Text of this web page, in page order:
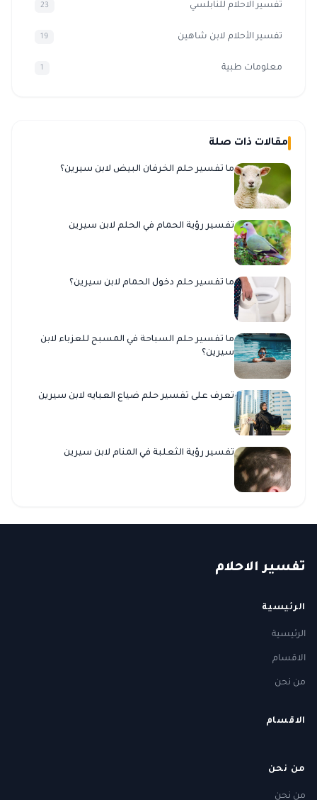
تفسير الاحلام للنابلسي 23
تفسير الأحلام لابن شاهين 19
معلومات طبية 1
مقالات ذات صلة
ما تفسير حلم الخرفان البيض لابن سيرين؟
تفسير رؤية الحمام في الحلم لابن سيرين
ما تفسير حلم دخول الحمام لابن سيرين؟
ما تفسير حلم السباحة في المسبح للعزباء لابن
سيرين؟
تعرف على تفسير حلم ضياع العبايه لابن سيرين
تفسير رؤية الثعلبة في المنام لابن سيرين
تفسير الاحلام
الرئيسية
الرئيسية
الاقسام
من نحن
الاقسام
من نحن
من نحن